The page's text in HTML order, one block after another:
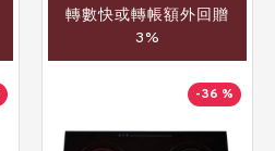
轉數快或轉帳額外回贈
3%
-36 %